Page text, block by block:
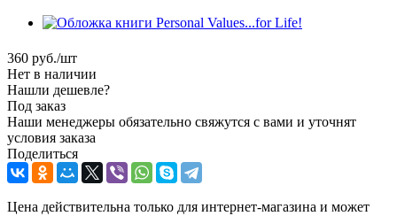
360 руб./шт
Нет в наличии
Нашли дешевле?
Под заказ
Наши менеджеры обязательно свяжутся с вами и уточнят
условия заказа
Поделиться
Цена действительна только для интернет-магазина и может